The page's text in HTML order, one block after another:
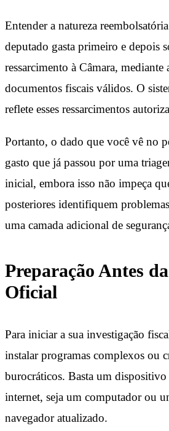
Entender a natureza
deputado gasta primeiro e depois
ressarcimento à Câmara, mediante
documentos fiscais válidos. O
reflete esses ressarcimentos
Portanto, o dado que você vê no
gasto que já passou por uma
inicial, embora isso não impeça
posteriores identifiquem
uma camada adicional de
Preparação Antes
Oficial
Para iniciar a sua investigação
instalar programas complexos ou
burocráticos. Basta um dispositivo
internet, seja um computador ou
navegador atualizado.